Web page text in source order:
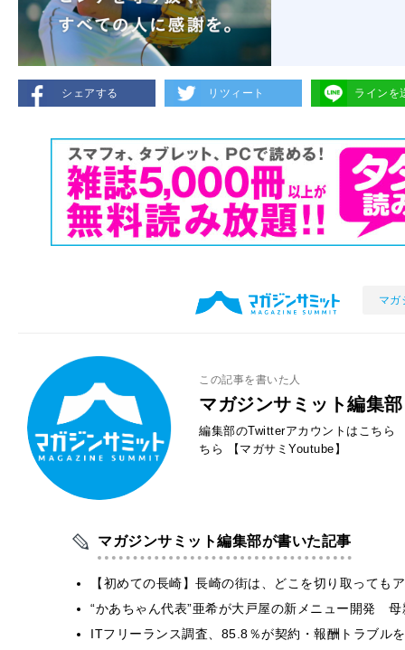
シェアする リツィート ラインを
マガ
この記事を書いた人
マガジンサミット編集部
編集部のTwitterアカウントはこちら
ちら
【マガサミYoutube】
マガジンサミット編集部が書いた記事
【初めての長崎】長崎の街は、どこを切り取って
“かあちゃん代表”亜希が大戸屋の新メニュー開発
ITフリーランス調査、85.8％が契約・報酬トラブ